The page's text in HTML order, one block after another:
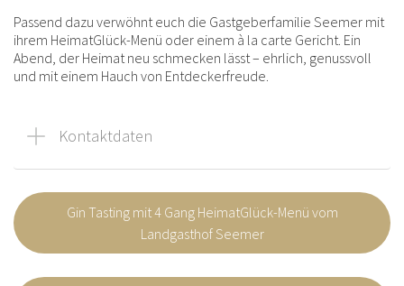
Passend dazu verwöhnt euch die Gastgeberfamilie Seemer mit
ihrem HeimatGlück-Menü oder einem à la carte Gericht. Ein
Abend, der Heimat neu schmecken lässt – ehrlich, genussvoll
und mit einem Hauch von Entdeckerfreude.
Kontaktdaten
Gin Tasting mit 4 Gang HeimatGlück-Menü vom
Landgasthof Seemer